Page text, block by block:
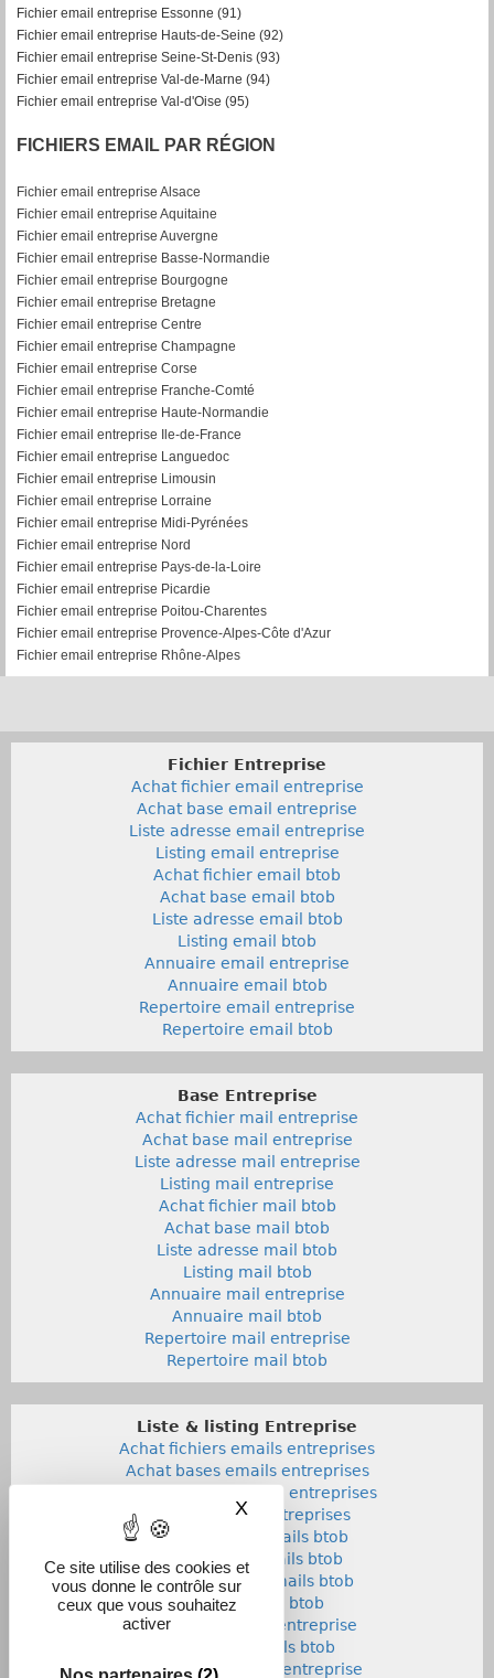
Ce site utilise des cookies et
vous donne le contrôle sur
ceux que vous souhaitez
activer
X Masquer le bandeau des
Fichier email entreprise Essonne (91)
Fichier email entreprise Hauts-de-Seine (92)
Fichier email entreprise Seine-St-Denis (93)
Fichier email entreprise Val-de-Marne (94)
Fichier email entreprise Val-d'Oise (95)
FICHIERS EMAIL PAR RÉGION
Fichier email entreprise Alsace
Fichier email entreprise Aquitaine
Fichier email entreprise Auvergne
Fichier email entreprise Basse-Normandie
Fichier email entreprise Bourgogne
Fichier email entreprise Bretagne
Fichier email entreprise Centre
Fichier email entreprise Champagne
Fichier email entreprise Corse
Fichier email entreprise Franche-Comté
Fichier email entreprise Haute-Normandie
Fichier email entreprise Ile-de-France
Fichier email entreprise Languedoc
Fichier email entreprise Limousin
Fichier email entreprise Lorraine
Fichier email entreprise Midi-Pyrénées
Fichier email entreprise Nord
Fichier email entreprise Pays-de-la-Loire
Fichier email entreprise Picardie
Fichier email entreprise Poitou-Charentes
Fichier email entreprise Provence-Alpes-Côte d'Azur
Fichier email entreprise Rhône-Alpes
Fichier Entreprise
Achat fichier email entreprise
Achat base email entreprise
Liste adresse email entreprise
Listing email entreprise
Achat fichier email btob
Achat base email btob
Liste adresse email btob
Listing email btob
Annuaire email entreprise
Annuaire email btob
Repertoire email entreprise
Repertoire email btob
Base Entreprise
Achat fichier mail entreprise
Achat base mail entreprise
Liste adresse mail entreprise
Listing mail entreprise
Achat fichier mail btob
Achat base mail btob
Liste adresse mail btob
Listing mail btob
Annuaire mail entreprise
Annuaire mail btob
Repertoire mail entreprise
Repertoire mail btob
Liste & listing Entreprise
Achat fichiers emails entreprises
Achat bases emails entreprises
Liste adresses emails entreprises
Listings emails entreprises
Achat fichiers emails btob
Achat bases emails btob
Listes adresses emails btob
Listings emails btob
Annuaires emails entreprise
Annuaires emails btob
Repertoires emails entreprise